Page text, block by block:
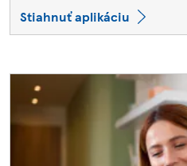
Stiahnuť aplikáciu